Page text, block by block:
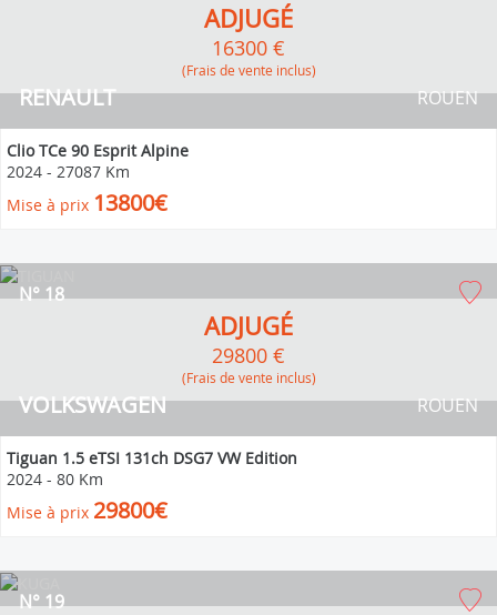
RENAULT ROUEN
ADJUGÉ
16300 €
(Frais de vente inclus)
Clio TCe 90 Esprit Alpine
2024 - 27087 Km
Mise à prix 13800€
VOLKSWAGEN
N° 18
ROUEN
ADJUGÉ
29800 €
(Frais de vente inclus)
Tiguan 1.5 eTSI 131ch DSG7 VW Edition
2024 - 80 Km
Mise à prix 29800€
N° 19